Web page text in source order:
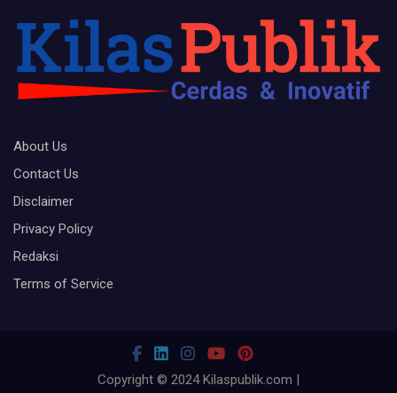
About Us
Contact Us
Disclaimer
Privacy Policy
Redaksi
Terms of Service
Copyright © 2024 Kilaspublik.com |